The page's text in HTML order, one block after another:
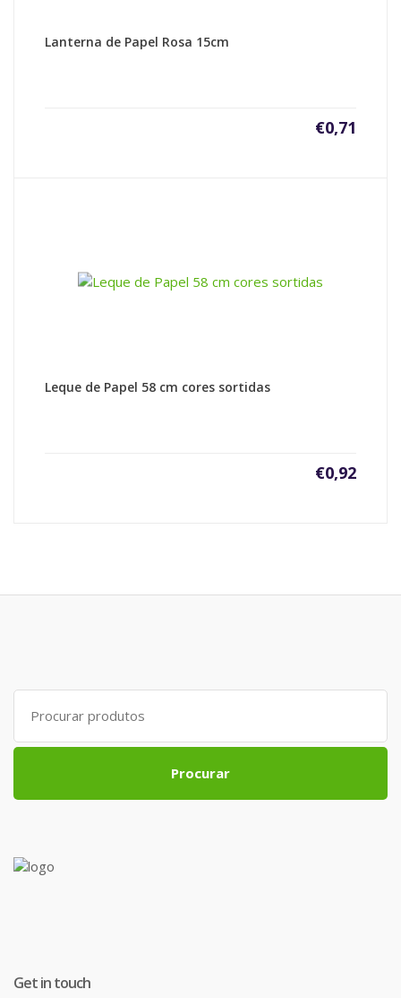
Lanterna de Papel Rosa 15cm
€0,71
Leque de Papel 58 cm cores sortidas
€0,92
Search
for:
Procurar
Get in touch